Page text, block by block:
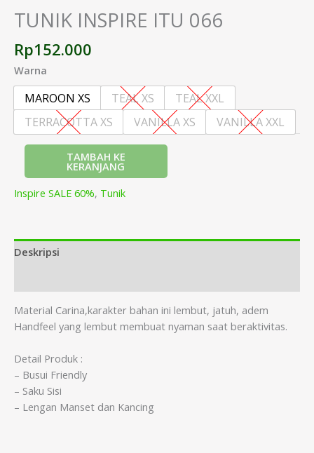
TUNIK INSPIRE ITU 066
Rp152.000
Warna
MAROON XS TEAL XS
TEAL XXL
TERRACOTTA XS
VANILLA XS VANILLA XXL
TAMBAH KE
KERANJANG
Inspire SALE 60%, Tunik
Deskripsi
Material Carina,karakter bahan ini lembut, jatuh, adem
Handfeel yang lembut membuat nyaman saat beraktivitas.
Detail Produk :
– Busui Friendly
– Saku Sisi
– Lengan Manset dan Kancing